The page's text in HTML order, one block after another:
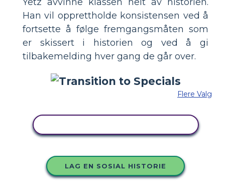
Han vil opprettholde konsistensen ved å
fortsette å følge fremgangsmåten som
er skissert i historien og ved å gi
tilbakemelding hver gang de går over.
Flere Valg
LAG EN SOSIAL HISTORIE